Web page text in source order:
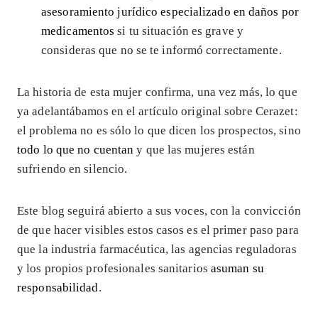
asesoramiento jurídico especializado en daños por
medicamentos si tu situación es grave y
consideras que no se te informó correctamente.
La historia de esta mujer confirma, una vez más, lo que
ya adelantábamos en el artículo original sobre Cerazet:
el problema no es sólo lo que dicen los prospectos, sino
todo lo que no cuentan y que las mujeres están
sufriendo en silencio.
Este blog seguirá abierto a sus voces, con la convicción
de que hacer visibles estos casos es el primer paso para
que la industria farmacéutica, las agencias reguladoras
y los propios profesionales sanitarios asuman su
responsabilidad.